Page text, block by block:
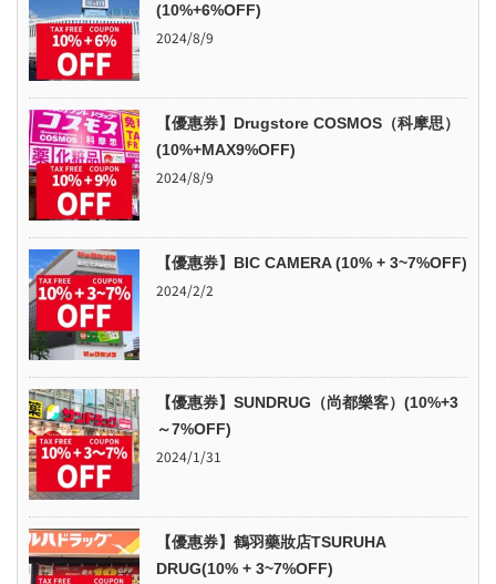
(10%+6%OFF)
2024/8/9
【優惠券】Drugstore COSMOS（科摩思）
(10%+MAX9%OFF)
2024/8/9
【優惠券】BIC CAMERA (10% + 3~7%OFF)
2024/2/2
【優惠券】SUNDRUG（尚都樂客）(10%+3
～7%OFF)
2024/1/31
【優惠券】鶴羽藥妝店TSURUHA
DRUG(10% + 3~7%OFF)